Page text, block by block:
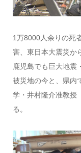
1万8000人余りの死
害、東日本大震災か
鹿児島でも巨大地震
被災地の今と、県内
学・井村隆介准教授
る。